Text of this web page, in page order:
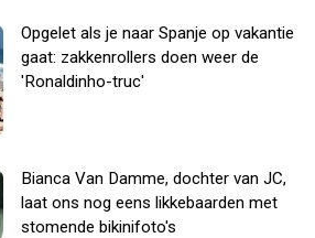
Opgelet als je naar Spanje op vakantie
gaat: zakkenrollers doen weer de
'Ronaldinho-truc'
Bianca Van Damme, dochter van JC,
laat ons nog eens likkebaarden met
stomende bikinifoto's